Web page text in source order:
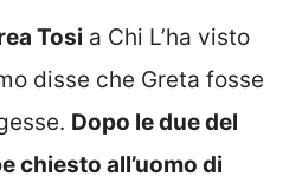
Tosi a Chi L’ha visto
disse che Greta fosse
Dopo le due del
chiesto all’uomo di